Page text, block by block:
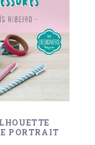
PORTRAIT